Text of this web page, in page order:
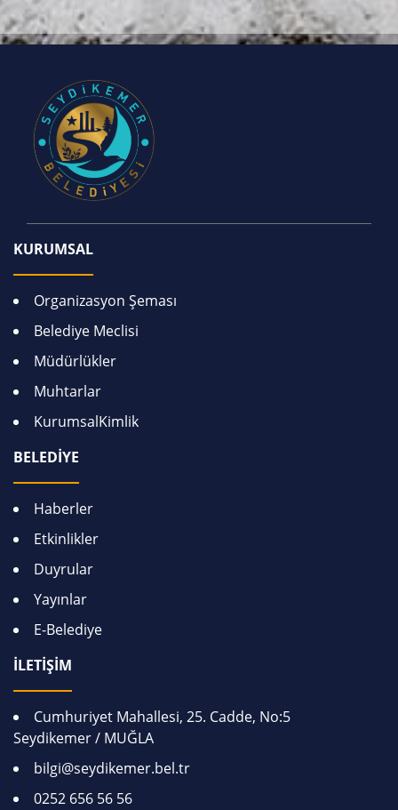
KURUMSAL
Organizasyon Şeması
Belediye Meclisi
Müdürlükler
Muhtarlar
KurumsalKimlik
BELEDİYE
Haberler
Etkinlikler
Duyrular
Yayınlar
E-Belediye
İLETİŞİM
Cumhuriyet Mahallesi, 25. Cadde, No:5
Seydikemer / MUĞLA
bilgi@seydikemer.bel.tr
0252 656 56 56